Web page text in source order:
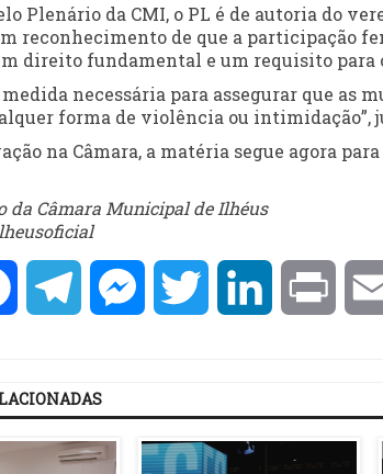
Plenário da CMI, o PL é de autoria do
reconhecimento de que a participação
direito fundamental e um requisito
medida necessária para assegurar que as
forma de violência ou intimidação”,
na Câmara, a matéria segue agora
da Câmara Municipal de Ilhéus
FacebookTelegramMessengerTwitter LinkedInPrint